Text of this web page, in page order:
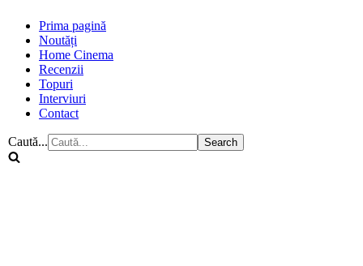
Prima pagină
Noutăți
Home Cinema
Recenzii
Topuri
Interviuri
Contact
Caută...